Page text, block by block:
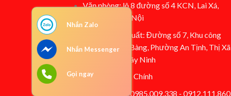
Văn phòng: lô 8 đường số 4 KCN, Lai Xá,
Hoài Đức, Hà Nội
Nhà máy sản xuất: Đường số 7, Khu công
nghiệp Trảng Bàng, Phường An Tịnh, Thị Xã
Trảng Bàng, Tây Ninh
CEO: Tống Vũ Chính
Hotline/Zalo: 0985.009.338 - 0912.111.860
Nhắn Zalo
Nhắn Messenger
Gọi ngay